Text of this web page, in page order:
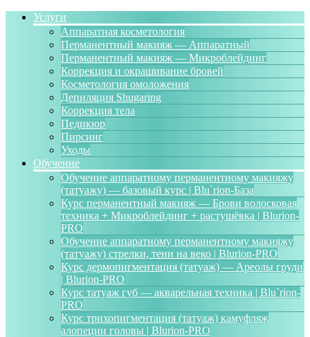
Услуги
Аппаратная косметология
Перманентный макияж — Аппаратный
Перманентный макияж — Микроблейдинг
Коррекция и окрашивание бровей
Косметология омоложения
Депиляция Shugaring
Коррекция тела
Педикюр
Пирсинг
Уходы
Обучение
Обучение аппаратному перманентному макияжу
(татуажу) — базовый курс | Blu`rion-База
Курс перманентный макияж — Брови волосковая
техника + Микроблейдинг + растушёвка | Blurion-
PRO
Обучение аппаратному перманентному макияжу
(татуажу) стрелки, тени на веко | Blurion-PRO
Курс дермопигментация (татуаж) — Ареолы груди
| Blurion-PRO
Курс татуаж губ — акварельная техника | Blu`rion-
PRO
Курс трихопигментация (татуаж) камуфляж
алопеции головы | Blurion-PRO